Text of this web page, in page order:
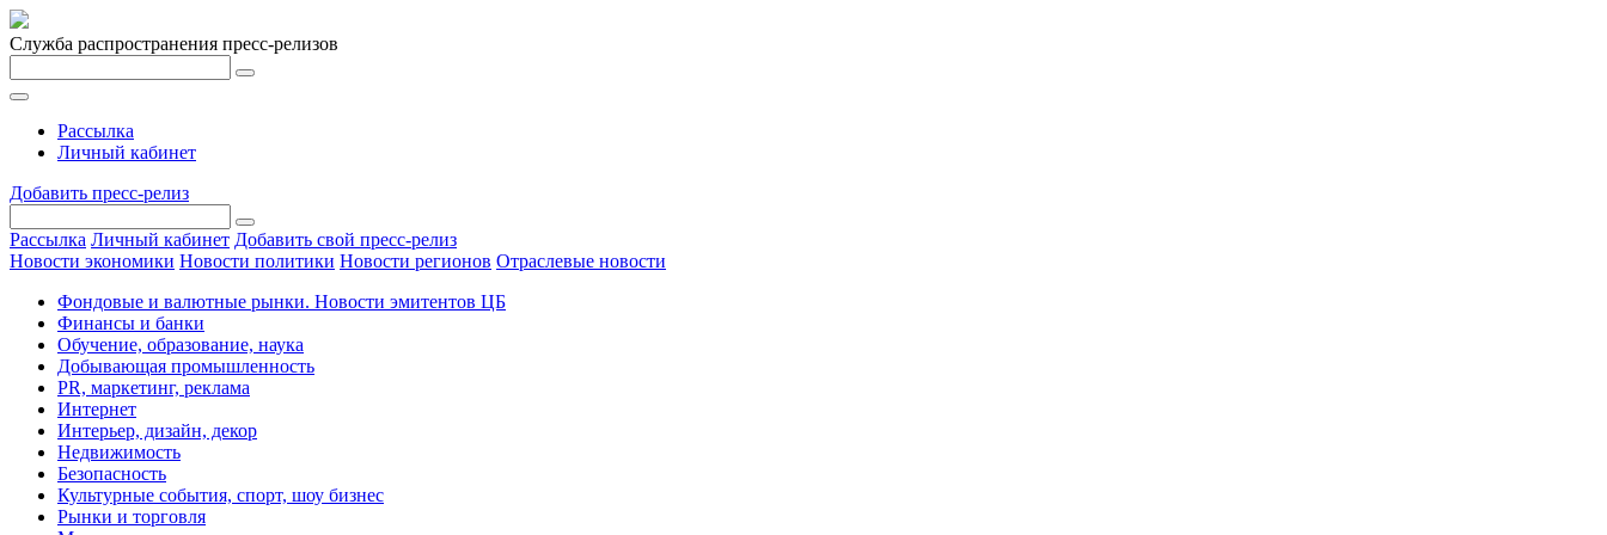
Служба распространения пресс-релизов
Рассылка
Личный кабинет
Добавить пресс-релиз
Рассылка Личный кабинет Добавить свой пресс-релиз
Новости экономики Новости политики Новости регионов Отраслевые новости
Фондовые и валютные рынки. Новости эмитентов ЦБ
Финансы и банки
Обучение, образование, наука
Добывающая промышленность
PR, маркетинг, реклама
Интернет
Интерьер, дизайн, декор
Недвижимость
Безопасность
Культурные события, спорт, шоу бизнес
Рынки и торговля